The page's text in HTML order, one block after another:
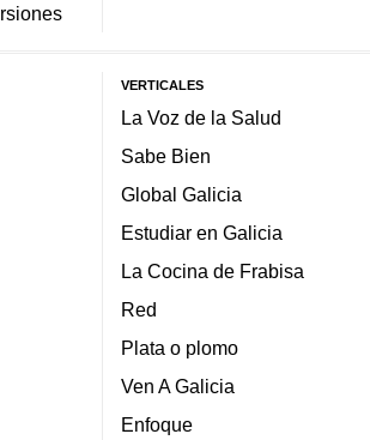
VERTICALES
La Voz de la Salud
Sabe Bien
Global Galicia
Estudiar en Galicia
La Cocina de Frabisa
Red
Plata o plomo
Ven A Galicia
Enfoque